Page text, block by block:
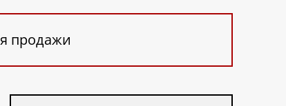
продажи